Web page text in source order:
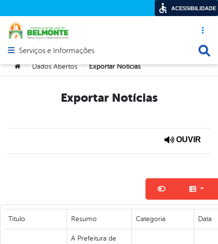
Acesso
Abrir menu principal de navegação
Serviços e Informações
Você está aqui:
> Dados Abertos > Exportar Notícias
Exportar Notícias
OUVIR
Titulo Resumo Categoria Data
A Prefeitura de
ACESSIBILIDADE